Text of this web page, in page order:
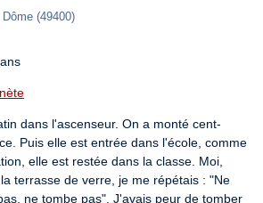
(49400)
dans l'ascenseur. On a monté cent-
Puis elle est entrée dans l'école, comme
elle est restée dans la classe. Moi,
terrasse de verre, je me répétais : "Ne
ne tombe pas". J'avais peur de tomber